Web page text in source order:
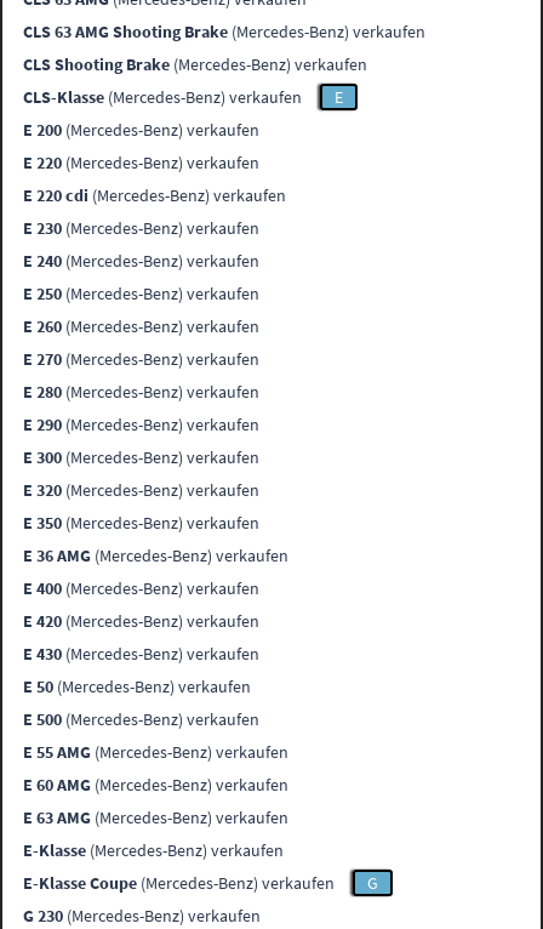
CLS 63 AMG Shooting Brake (Mercedes-Benz) verkaufen
CLS Shooting Brake (Mercedes-Benz) verkaufen
CLS-Klasse (Mercedes-Benz) verkaufen
E
E 200 (Mercedes-Benz) verkaufen
E 220 (Mercedes-Benz) verkaufen
E 220 cdi (Mercedes-Benz) verkaufen
E 230 (Mercedes-Benz) verkaufen
E 240 (Mercedes-Benz) verkaufen
E 250 (Mercedes-Benz) verkaufen
E 260 (Mercedes-Benz) verkaufen
E 270 (Mercedes-Benz) verkaufen
E 280 (Mercedes-Benz) verkaufen
E 290 (Mercedes-Benz) verkaufen
E 300 (Mercedes-Benz) verkaufen
E 320 (Mercedes-Benz) verkaufen
E 350 (Mercedes-Benz) verkaufen
E 36 AMG (Mercedes-Benz) verkaufen
E 400 (Mercedes-Benz) verkaufen
E 420 (Mercedes-Benz) verkaufen
E 430 (Mercedes-Benz) verkaufen
E 50 (Mercedes-Benz) verkaufen
E 500 (Mercedes-Benz) verkaufen
E 55 AMG (Mercedes-Benz) verkaufen
E 60 AMG (Mercedes-Benz) verkaufen
E 63 AMG (Mercedes-Benz) verkaufen
E-Klasse (Mercedes-Benz) verkaufen
E-Klasse Coupe (Mercedes-Benz) verkaufen
G
G 230 (Mercedes-Benz) verkaufen